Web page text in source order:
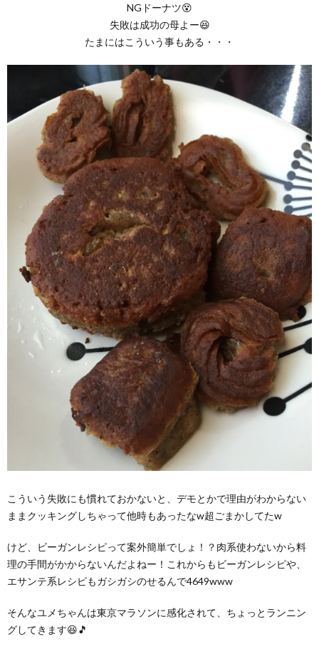
NGドーナツ😵
失敗は成功の母よー😆
たまにはこういう事もある・・・
こういう失敗にも慣れておかないと、デモとかで理由がわからない
ままクッキングしちゃって他時もあったなw超ごまかしてたw
けど、ビーガンレシピって案外簡単でしょ！？肉系使わないから料
理の手間がかからないんだよねー！これからもビーガンレシピや、
エサンテ系レシピもガシガシのせるんで4649www
そんなユメちゃんは東京マラソンに感化されて、ちょっとランニン
グしてきます😆🎵